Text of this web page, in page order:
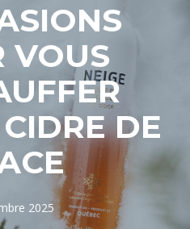
VOUS
DE
2025